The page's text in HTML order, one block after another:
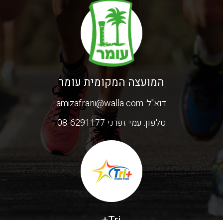
המועצה המקומית עומר
דוא"ל: amizafrani@walla.com
טלפון: עמי זפרני 08-6291177